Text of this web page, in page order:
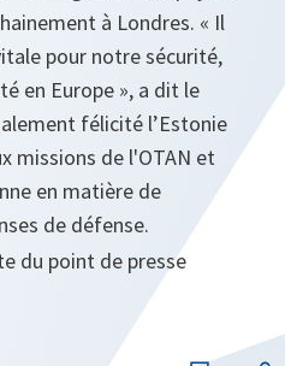
à Londres. « Il
pour notre sécurité,
en Europe », a dit le
félicité l’Estonie
missions de l'OTAN et
en matière de
de défense.
du point de presse